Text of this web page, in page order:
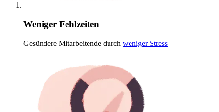
Weniger Fehlzeiten
Gesündere Mitarbeitende durch weniger Stress